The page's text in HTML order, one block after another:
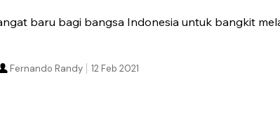
baru bagi bangsa Indonesia untuk bangkit
12 Feb 2021
Fernando Randy